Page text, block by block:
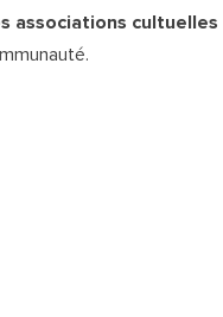
associations cultuelles